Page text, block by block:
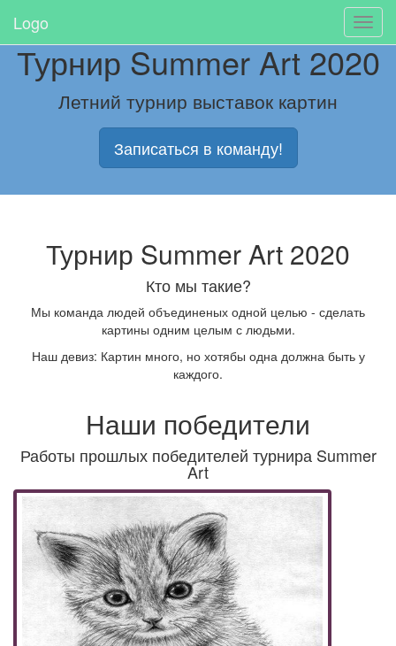
Logo
Турнир Summer Art 2020
Летний турнир выставок картин
Записаться в команду!
Турнир Summer Art 2020
Кто мы такие?
Мы команда людей объединеных одной целью - сделать
картины одним целым с людьми.
Наш девиз: Картин много, но хотябы одна должна быть у
каждого.
Наши победители
Работы прошлых победителей турнира Summer
Art